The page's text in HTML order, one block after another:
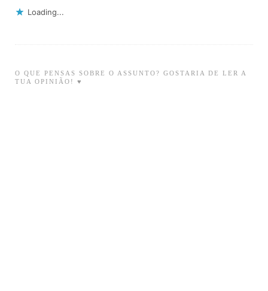
Loading...
O QUE PENSAS SOBRE O ASSUNTO? GOSTARIA DE LER A
TUA OPINIÃO! ♥